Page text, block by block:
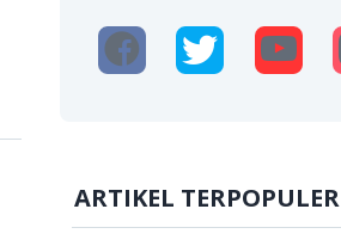
ARTIKEL TERPOPULER